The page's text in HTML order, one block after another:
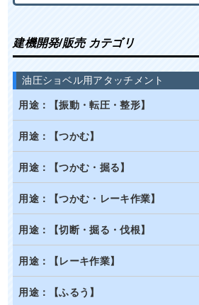
建機開発/販売 カテゴリ
油圧ショベル用アタッチメント
用途：【振動・転圧・整形】
用途：【つかむ】
用途：【つかむ・掘る】
用途：【つかむ・レーキ作業】
用途：【切断・掘る・伐根】
用途：【レーキ作業】
用途：【ふるう】